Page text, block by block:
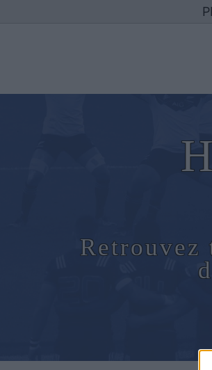
Retrouvez